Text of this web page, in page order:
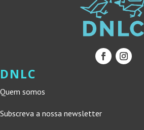
DNLC
Quem somos
Subscreva a nossa newsletter